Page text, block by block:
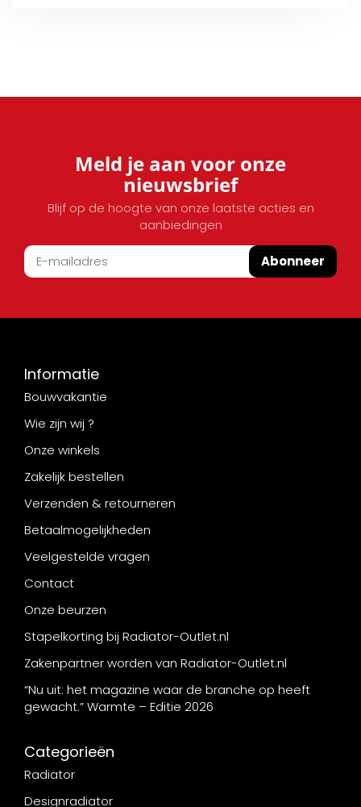
Meld je aan voor onze
nieuwsbrief
Blijf op de hoogte van onze laatste acties en
aanbiedingen
Abonneer
Informatie
Bouwvakantie
Wie zijn wij ?
Onze winkels
Zakelijk bestellen
Verzenden & retourneren
Betaalmogelijkheden
Veelgestelde vragen
Contact
Onze beurzen
Stapelkorting bij Radiator-Outlet.nl
Zakenpartner worden van Radiator-Outlet.nl
“Nu uit: het magazine waar de branche op heeft
gewacht.” Warmte – Editie 2026
Categorieën
Radiator
Designradiator